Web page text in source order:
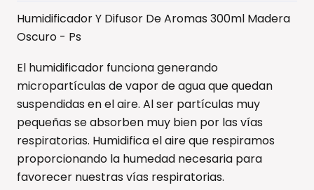
Humidificador Y Difusor De Aromas 300ml Madera
Oscuro - Ps
El humidificador funciona generando
micropartículas de vapor de agua que quedan
suspendidas en el aire. Al ser partículas muy
pequeñas se absorben muy bien por las vías
respiratorias. Humidifica el aire que respiramos
proporcionando la humedad necesaria para
favorecer nuestras vías respiratorias.